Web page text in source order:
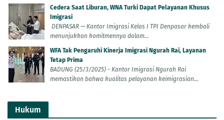
Cedera Saat Liburan, WNA Turki Dapat Pelayanan Khusus
Imigrasi
DENPASAR — Kantor Imigrasi Kelas I TPI Denpasar kembali
menunjukkan komitmennya dalam...
WFA Tak Pengaruhi Kinerja Imigrasi Ngurah Rai, Layanan
Tetap Prima
BADUNG (25/3/2025) - Kantor Imigrasi Ngurah Rai
memastikan bahwa kualitas pelayanan keimigrasian...
Hukum